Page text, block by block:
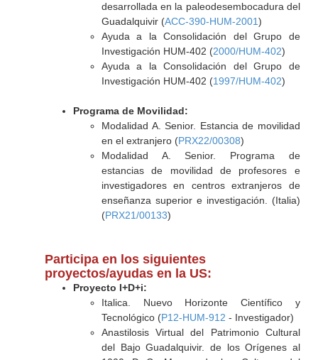
desarrollada en la paleodesembocadura del
Guadalquivir (ACC-390-HUM-2001)
Ayuda a la Consolidación del Grupo de
Investigación HUM-402 (2000/HUM-402)
Ayuda a la Consolidación del Grupo de
Investigación HUM-402 (1997/HUM-402)
Programa de Movilidad:
Modalidad A. Senior. Estancia de movilidad
en el extranjero (PRX22/00308)
Modalidad A. Senior. Programa de
estancias de movilidad de profesores e
investigadores en centros extranjeros de
enseñanza superior e investigación. (Italia)
(PRX21/00133)
Participa en los siguientes
proyectos/ayudas en la US:
Proyecto I+D+i:
Italica. Nuevo Horizonte Científico y
Tecnológico (P12-HUM-912 - Investigador)
Anastilosis Virtual del Patrimonio Cultural
del Bajo Guadalquivir. de los Orígenes al